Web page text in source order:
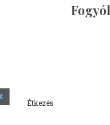
Étkezés